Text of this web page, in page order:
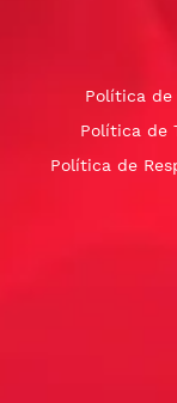
Política de
Política de
Política de